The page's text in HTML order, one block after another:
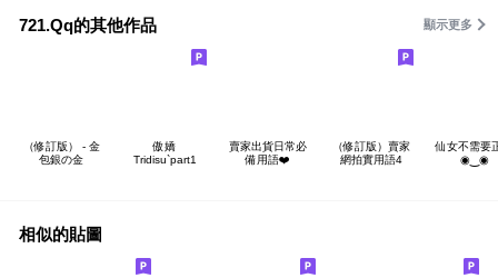
721.Qq的其他作品 顯示更多
（修訂版） - 金
包銀の金
傲嬌
Tridisu`part1
賣家出貨日常必
備用語❤️
（修訂版）賣家
網拍實用語4
仙女不需要
◉‿◉
相似的貼圖